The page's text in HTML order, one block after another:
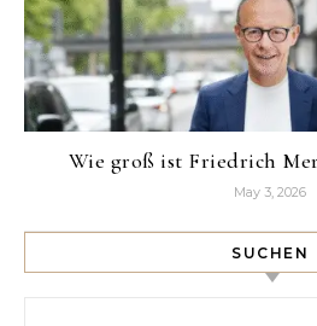
Wie groß ist Friedrich
May 3, 2026
SUCHEN